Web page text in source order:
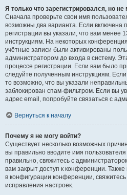
Я только что зарегистрировался, но не
Сначала проверьте свои имя
возможны два варианта. Если включена
регистрации вы указали, что вам менее
инструкциям. На некоторых
учётные записи были активированы
администратором до входа в систему.
процессе регистрации. Если вам было
следуйте полученным инструкциям.
то возможно, что вы указали
заблокирован спам-фильтром. Если вы
адрес email, попробуйте связаться с
Вернуться к началу
Почему я не могу войти?
Существует несколько возможных
вы правильно вводите имя
правильно, свяжитесь с
вам закрыт доступ к конференции.
в конфигурации конференции,
исправления настроек.